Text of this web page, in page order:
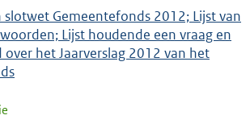
slotwet Gemeentefonds 2012; Lijst van
Lijst houdende een vraag en
het Jaarverslag 2012 van het